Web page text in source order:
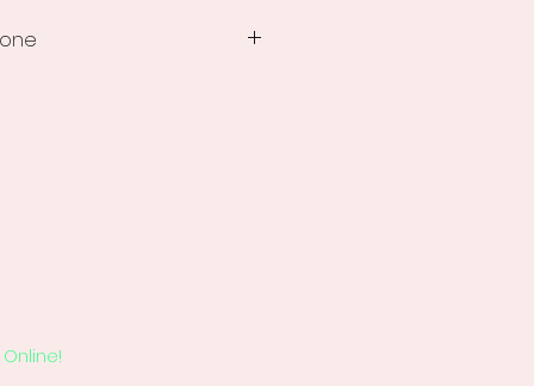
delle creazioni